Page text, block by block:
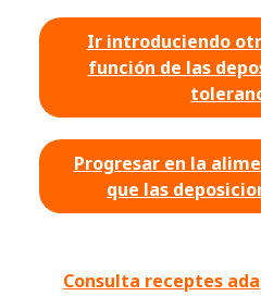
Ir introduciendo
función de las
Progresar en la
que las
Consulta receptes